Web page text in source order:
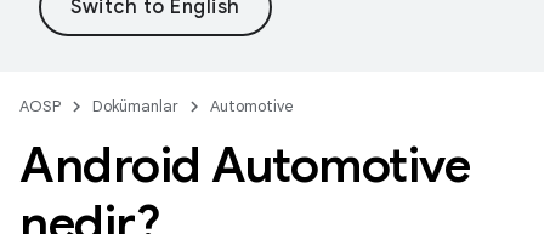
AOSP Dokümanlar Automotive
Android Automotive